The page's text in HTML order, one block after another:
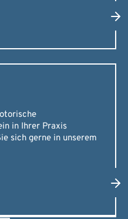
in Ihrer Praxis
sich gerne in unserem